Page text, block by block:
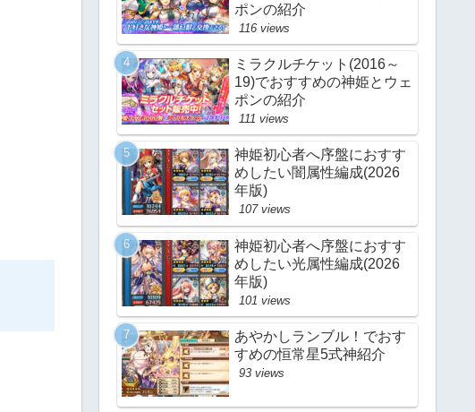
ポンの紹介
116 views
ミラクルチケット(2016～
19)でおすすめの神姫とウェ
ポンの紹介
111 views
神姫初心者へ序盤におすす
めしたい闇属性編成(2026
年版)
107 views
神姫初心者へ序盤におすす
めしたい光属性編成(2026
年版)
101 views
あやかしランブル！でおす
すめの恒常星5式神紹介
93 views